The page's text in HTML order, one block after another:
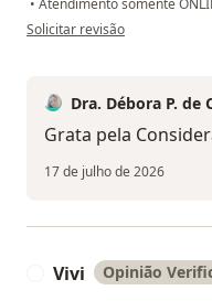
na opinião do utilizador
Solicitar revisão
Dra. Débora P. de
Grata pela
17 de julho de 2026
Vivi Opinião